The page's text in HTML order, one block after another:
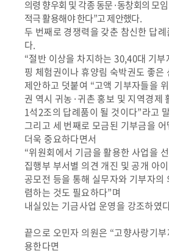
의령 향우회 및 각종 동문·동창회의 모
적극 활용해야 한다”고 제안했다.
두 번째로 경쟁력을 갖춘 참신한 답
다.
“절반 이상을 차지하는30,40대 기부
핑 체험권이나 휴양림 숙박권도 좋은
제안하고 덧붙여 “고액 기부자들을
권 역시 귀농 ·귀촌 홍보 및 지역경제
1석2조의 답례품이 될 것이다”라고
그리고 세 번째로 모금된 기부금을
더욱 중요하다면서
“위원회에서 기금을 활용한 사업을
집행부 부서별 의견 개진 및 공개 아
공모전 등을 통해 실무자와 기부자의
렴하는 것도 필요하다”며
내실있는 기금사업 운영을 강조하였
끝으로 오민자 의원은 “고향사랑기
용한다면